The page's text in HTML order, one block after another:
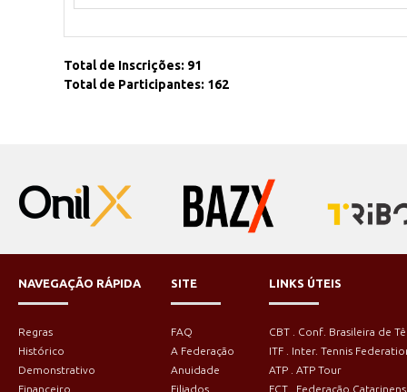
Total de Inscrições: 91
Total de Participantes: 162
NAVEGAÇÃO RÁPIDA
Regras
Histórico
Demonstrativo
Financeiro
SITE
FAQ
A Federação
Anuidade
Filiados
LINKS ÚTEIS
CBT . Conf. Brasileira de
ITF . Inter. Tennis
ATP . ATP Tour
FCT . Federação